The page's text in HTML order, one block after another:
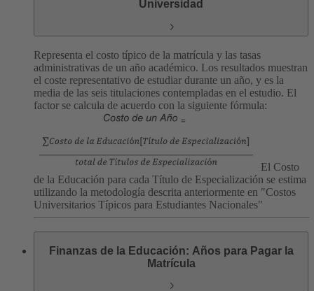
Universidad
Representa el costo típico de la matrícula y las tasas
administrativas de un año académico. Los resultados muestran
el coste representativo de estudiar durante un año, y es la
media de las seis titulaciones contempladas en el estudio. El
factor se calcula de acuerdo con la siguiente fórmula:
El Costo
de la Educación para cada Título de Especialización se estima
utilizando la metodología descrita anteriormente en "Costos
Universitarios Típicos para Estudiantes Nacionales"
Finanzas de la Educación: Años para Pagar la
Matrícula